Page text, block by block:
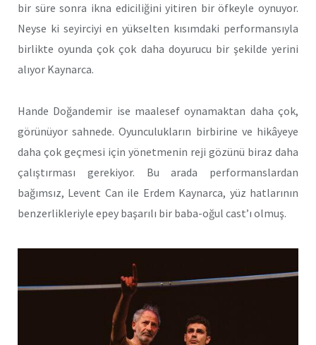
bir süre sonra ikna ediciliğini yitiren bir öfkeyle oynuyor.
Neyse ki seyirciyi en yükselten kısımdaki performansıyla
birlikte oyunda çok çok daha doyurucu bir şekilde yerini
alıyor Kaynarca.
Hande Doğandemir ise maalesef oynamaktan daha çok,
görünüyor sahnede. Oyunculukların birbirine ve hikâyeye
daha çok geçmesi için yönetmenin reji gözünü biraz daha
çalıştırması gerekiyor. Bu arada performanslardan
bağımsız, Levent Can ile Erdem Kaynarca, yüz hatlarının
benzerlikleriyle epey başarılı bir baba-oğul cast’ı olmuş.